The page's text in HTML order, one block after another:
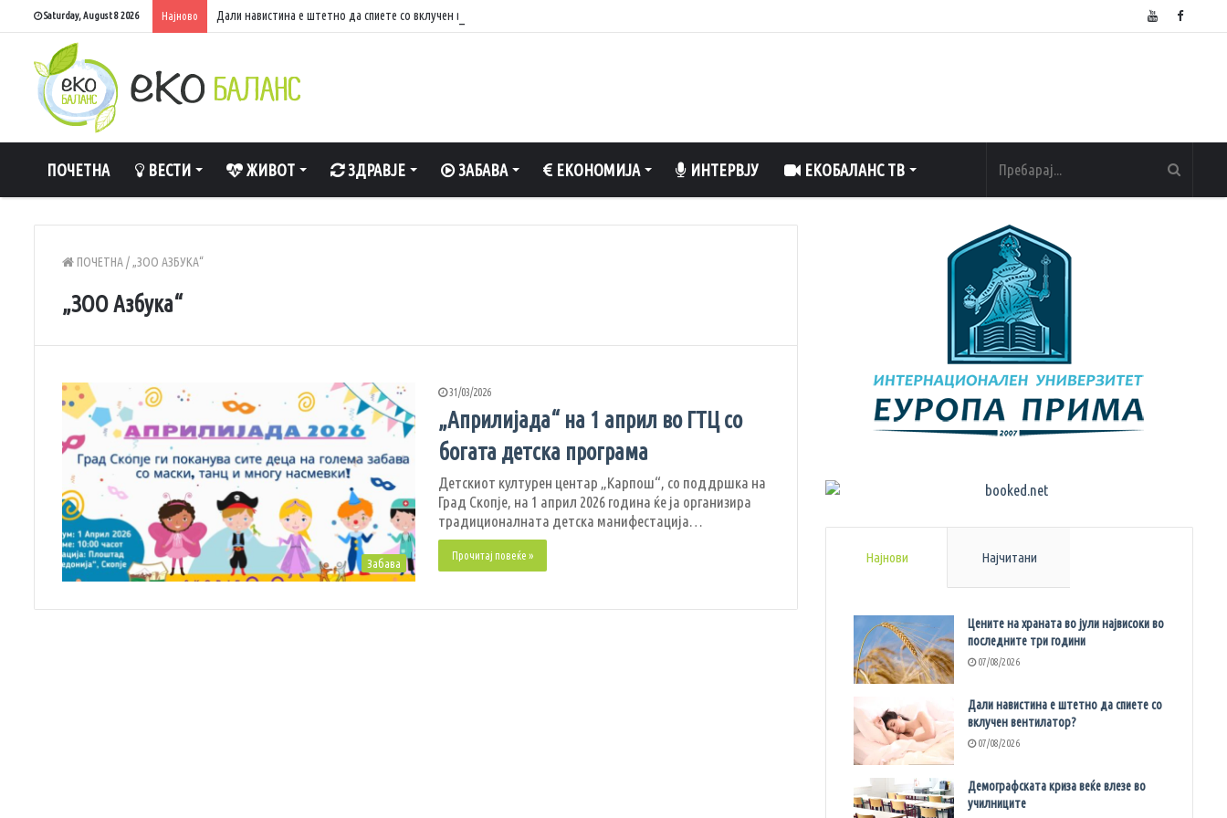
Saturday, August 8 2026 Најново Дали навистина е штетно да спиете со вклучен вентилатор?
ПОЧЕТНА ВЕСТИ ЖИВОТ ЗДРАВЈЕ ЗАБАВА ЕКОНОМИЈА ИНТЕРВЈУ ЕКОБАЛАНС ТВ
ПОЧЕТНА/ „ЗОО АЗБУКА“
„ЗОО Азбука“
Забава
31/03/2026
„Априлијада“ на 1 април во ГТЦ со
богата детска програма
Детскиот културен центар „Карпош“, со поддршка на
Град Скопје, на 1 април 2026 година ќе ја организира
традиционалната детска манифестација…
Прочитај повеќе » Најнови Најчитани
Цените на храната во јули највисоки во
последните три години
07/08/2026
Дали навистина е штетно да спиете со
вклучен вентилатор?
07/08/2026
Демографската криза веќе влезе во
училниците